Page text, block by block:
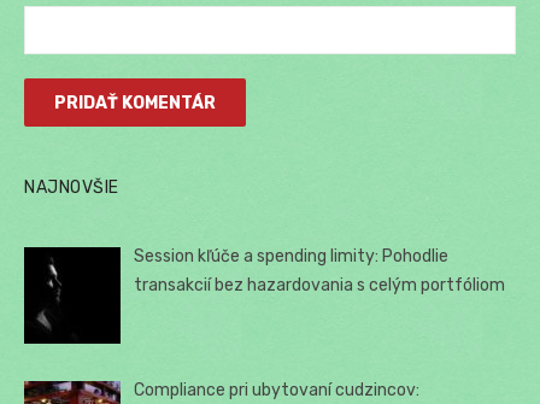
NAJNOVŠIE
Session kľúče a spending limity: Pohodlie
transakcií bez hazardovania s celým portfóliom
Compliance pri ubytovaní cudzincov: